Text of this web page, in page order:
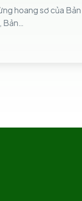
hoang sơ của
Bản…